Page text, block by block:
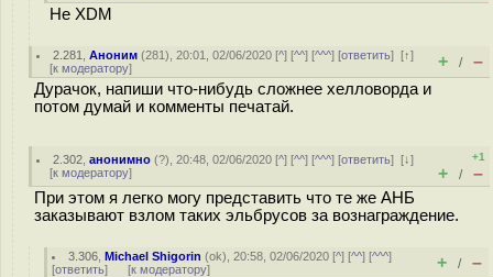
Не XDM
2.281 ,Аноним (281), 20:01, 02/06/2020 [^] [^^] [^^^] [ответить][↑]
[к модератору] + / –
Дурачок, напиши что-нибудь сложнее хелловорда и
потом думай и комменты печатай.
2.302 ,анонимно (?), 20:48, 02/06/2020 [^] [^^] [^^^] [ответить][↓]
[к модератору]
+1
+ / –
При этом я легко могу представить что те же АНБ
заказывают взлом таких эльбрусов за вознаграждение.
3.306 ,Michael Shigorin (ok), 20:58, 02/06/2020 [^] [^^] [^^^]
[ответить] [к модератору] + / –